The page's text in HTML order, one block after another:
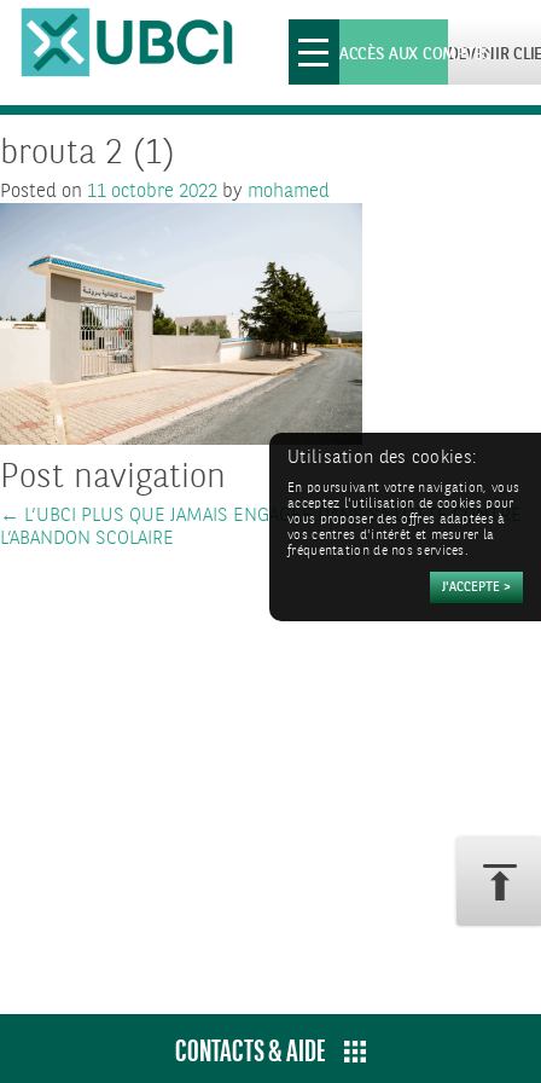
Toggle
navigationDEVENIR
ACCÈS AUX COMPTES
brouta 2 (1)
Posted on 11 octobre 2022 by mohamed
Post navigation
← L’UBCI PLUS QUE JAMAIS ENGAGEE DANS SA LUTTE CONTRE
L’ABANDON SCOLAIRE
CONTACTS & AIDE
Utilisation des cookies:
En poursuivant votre navigation, vous
acceptez l'utilisation de cookies pour
vous proposer des offres adaptées à
vos centres d'intérêt et mesurer la
fréquentation de nos services.